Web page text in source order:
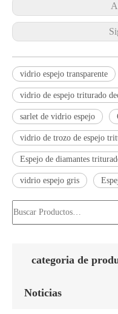
vidrio espejo transparente
vidrio de espejo triturado
sarlet de vidrio espejo
vidrio de trozo de espejo
Espejo de diamantes
vidrio espejo gris
categoria de
Noticias